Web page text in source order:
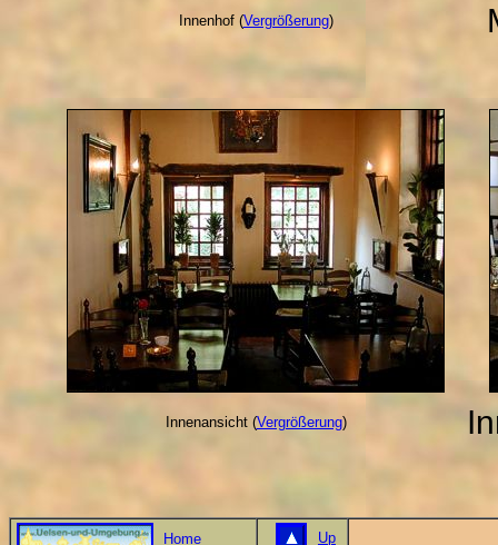
Innenhof (Vergrößerung)
Innenansicht (Vergrößerung)
Home Up